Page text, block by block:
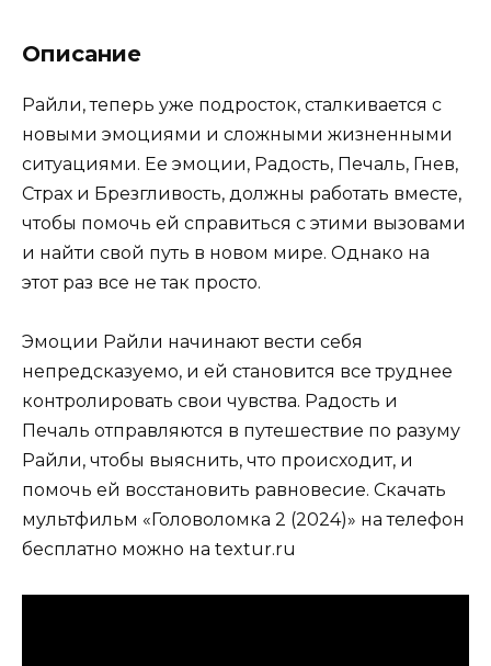
Описание
Райли, теперь уже подросток, сталкивается с
новыми эмоциями и сложными жизненными
ситуациями. Ее эмоции, Радость, Печаль, Гнев,
Страх и Брезгливость, должны работать вместе,
чтобы помочь ей справиться с этими вызовами
и найти свой путь в новом мире. Однако на
этот раз все не так просто.
Эмоции Райли начинают вести себя
непредсказуемо, и ей становится все труднее
контролировать свои чувства. Радость и
Печаль отправляются в путешествие по разуму
Райли, чтобы выяснить, что происходит, и
помочь ей восстановить равновесие. Скачать
мультфильм «Головоломка 2 (2024)» на телефон
бесплатно можно на textur.ru